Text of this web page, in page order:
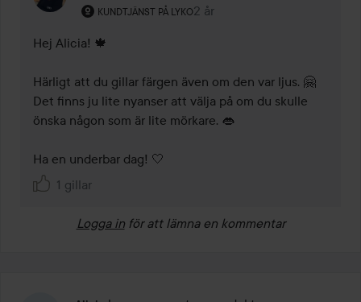
KUNDTJÄNST PÅ LYKO
Användarens roll: Kundtjänst på Lyko.
2 år
Kommentaren lades 2 år
Hej Alicia! 🍁
Härligt att du gillar färgen även om den var ljus. 🤗
Det finns ju lite nyanser att välja på om du skulle
önska någon som är lite mörkare. 👄
Ha en underbar dag! 🤍
1 gillar
Logga in för att lämna en kommentar